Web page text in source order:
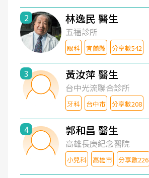
2 林逸民 醫生
五福診所
眼科 宜蘭縣 分享數542
3 黃汝萍 醫生
台中光流聯合診所
牙科 台中市 分享數208
4 郭和昌 醫生
高雄長庚紀念醫院
小兒科 高雄市 分享數226